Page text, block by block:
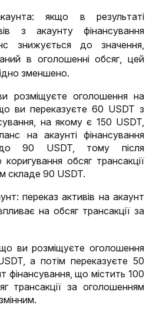
якщо в результаті
з акаунту фінансування
знижується до значення,
в оголошенні обсяг, цей
зменшено.
розміщуєте оголошення на
ви переказуєте 60 USDT з
на якому є 150 USDT,
на акаунті фінансування
90 USDT, тому після
обсяг трансакції
складе 90 USDT.
переказ активів на акаунт
на обсяг трансакції за
ви розміщуєте оголошення
а потім переказуєте 50
фінансування, що містить 100
трансакції за оголошенням